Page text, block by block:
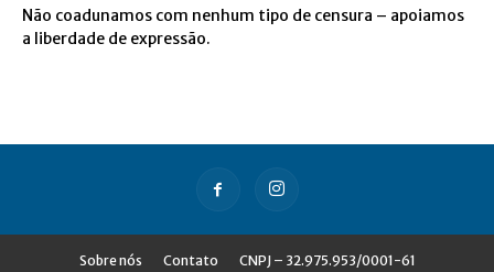
Não coadunamos com nenhum tipo de censura – apoiamos
a liberdade de expressão.
Sobre nós Contato CNPJ – 32.975.953/0001-61